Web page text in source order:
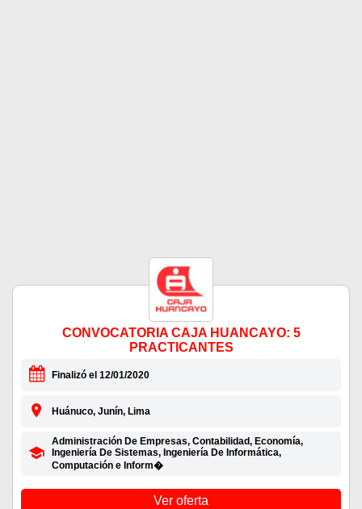
CONVOCATORIA CAJA HUANCAYO: 5
PRACTICANTES
Finalizó el 12/01/2020
Huánuco, Junín, Lima
Administración De Empresas, Contabilidad, Economía,
Ingeniería De Sistemas, Ingeniería De Informática,
Computación e Inform�
Ver oferta